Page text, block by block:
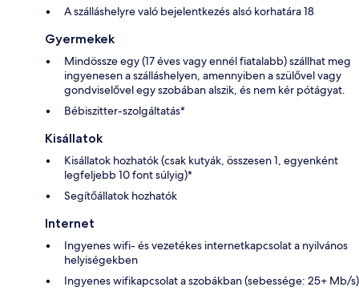
A szálláshelyre való bejelentkezés alsó korhatára 18
Gyermekek
Mindössze egy (17 éves vagy ennél fiatalabb) szállhat meg
ingyenesen a szálláshelyen, amennyiben a szülővel vagy
gondviselővel egy szobában alszik, és nem kér pótágyat.
Bébiszitter-szolgáltatás*
Kisállatok
Kisállatok hozhatók (csak kutyák, összesen 1, egyenként
legfeljebb 10 font súlyig)*
Segítőállatok hozhatók
Internet
Ingyenes wifi- és vezetékes internetkapcsolat a nyilvános
helyiségekben
Ingyenes wifikapcsolat a szobákban (sebessége: 25+ Mb/s)